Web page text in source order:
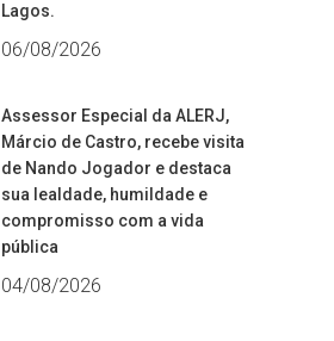
Lagos.
06/08/2026
Assessor Especial da ALERJ,
Márcio de Castro, recebe visita
de Nando Jogador e destaca
sua lealdade, humildade e
compromisso com a vida
pública
04/08/2026